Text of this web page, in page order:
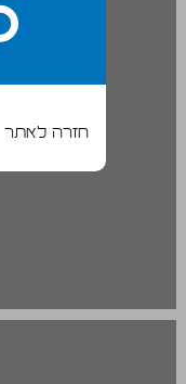
חזרה לאתר